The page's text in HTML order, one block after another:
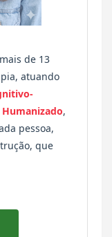
de 13
atuando
,
pessoa,
que